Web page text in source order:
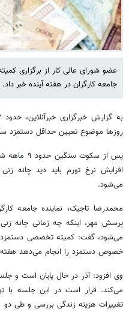
جامعه کارگران در هفته آینده خبر داد.
روزها موضوع تعیین حداقل دستمزد سال ۱۴۰۵ کارگران مطرح
پس از
می‌شود.
محمدرضا تاجیک، نماینده جامعه
می‌شود، گفت: کمیته تخصصی دستمزد
خصوص دستمزد را انجام می‌دهد هفته
وی افزود: آذر در حال پایان است و
می‌کند. قرار است در این جلسه با
تغییرات هزینه زندگی بررسی و طی دو